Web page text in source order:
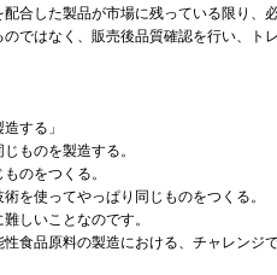
合した製品が市場に残っている限り
ではなく、販売後品質確認を行い、
する」
ものを製造する。
のをつくる。
を使ってやっぱり同じものをつくる。
しいことなのです。
食品原料の製造における、チャレンジで